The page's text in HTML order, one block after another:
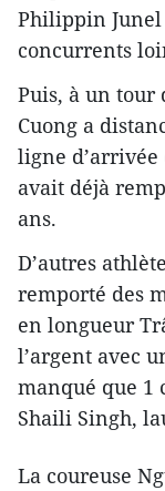
Philippin Junel
concurrents
Puis, à un tour
Cuong a
ligne
avait déjà
ans.
D’autres
remporté des
en longueur
l’argent avec
manqué que 1
Shaili Singh,
La coureuse